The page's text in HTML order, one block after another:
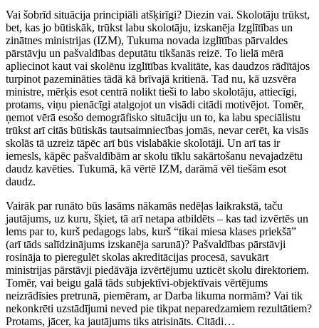
Vai šobrīd situācija principiāli atšķirīgi? Diezin vai. Skolotāju trūkst,
bet, kas jo būtiskāk, trūkst labu skolotāju, izskanēja Izglītības un
zinātnes ministrijas (IZM), Tukuma novada izglītības pārvaldes
pārstāvju un pašvaldības deputātu tikšanās reizē. To lielā mērā
apliecinot kaut vai skolēnu izglītības kvalitāte, kas daudzos rādītājos
turpinot pazemināties tādā kā brīvajā kritienā. Tad nu, kā uzsvēra
ministre, mērķis esot centrā nolikt tieši to labo skolotāju, attiecīgi,
protams, viņu pienācīgi atalgojot un visādi citādi motivējot. Tomēr,
ņemot vērā esošo demogrāfisko situāciju un to, ka labu speciālistu
trūkst arī citās būtiskās tautsaimniecības jomās, nevar cerēt, ka visās
skolās tā uzreiz tāpēc arī būs vislabākie skolotāji. Un arī tas ir
iemesls, kāpēc pašvaldībām ar skolu tīklu sakārtošanu nevajadzētu
daudz kavēties. Tukumā, kā vērtē IZM, darāmā vēl tiešām esot
daudz.
Vairāk par runāto būs lasāms nākamās nedēļas laikrakstā, taču
jautājums, uz kuru, šķiet, tā arī netapa atbildēts – kas tad izvērtēs un
lems par to, kurš pedagogs labs, kurš “tikai miesa klases priekšā”
(arī tāds salīdzinājums izskanēja sarunā)? Pašvaldības pārstāvji
rosināja to pieregulēt skolas akreditācijas procesā, savukārt
ministrijas pārstāvji piedāvāja izvērtējumu uzticēt skolu direktoriem.
Tomēr, vai beigu galā tāds subjektīvi-objektīvais vērtējums
neizrādīsies pretrunā, piemēram, ar Darba likuma normām? Vai tik
nekonkrēti uzstādījumi neved pie tikpat neparedzamiem rezultātiem?
Protams, jācer, ka jautājums tiks atrisināts. Citādi…